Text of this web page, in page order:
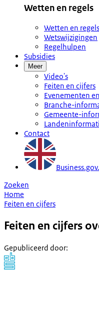
Wetten en regels
Wetten en regels
Wetswijzigingen
Regelhulpen
Subsidies
Meer
Video's
Feiten en cijfers
Evenementen
Branche-
Gemeente-
Contact
Zoeken
Home
Feiten en cijfers
Feiten en cijfers
Gepubliceerd door: